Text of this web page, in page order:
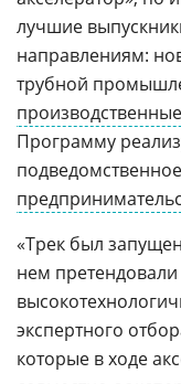
лучшие
направлениям:
трубной
Программу
«Трек был
нем
экспертного
которые в ходе